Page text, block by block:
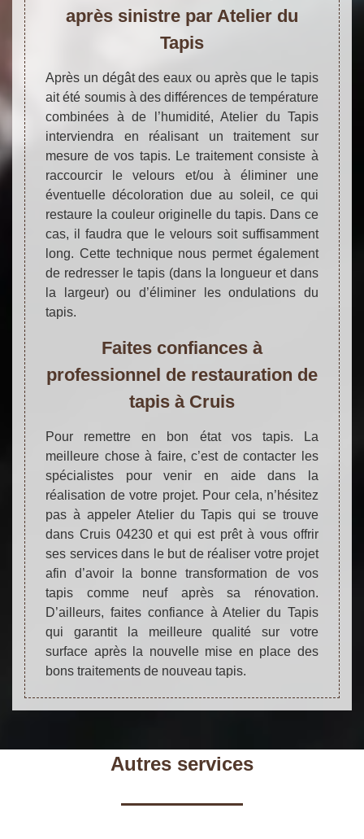
après sinistre par Atelier du
Tapis
Après un dégât des eaux ou après que le tapis
ait été soumis à des différences de température
combinées à de l’humidité, Atelier du Tapis
interviendra en réalisant un traitement sur
mesure de vos tapis. Le traitement consiste à
raccourcir le velours et/ou à éliminer une
éventuelle décoloration due au soleil, ce qui
restaure la couleur originelle du tapis. Dans ce
cas, il faudra que le velours soit suffisamment
long. Cette technique nous permet également
de redresser le tapis (dans la longueur et dans
la largeur) ou d’éliminer les ondulations du
tapis.
Faites confiances à
professionnel de restauration de
tapis à Cruis
Pour remettre en bon état vos tapis. La
meilleure chose à faire, c’est de contacter les
spécialistes pour venir en aide dans la
réalisation de votre projet. Pour cela, n’hésitez
pas à appeler Atelier du Tapis qui se trouve
dans Cruis 04230 et qui est prêt à vous offrir
ses services dans le but de réaliser votre projet
afin d’avoir la bonne transformation de vos
tapis comme neuf après sa rénovation.
D’ailleurs, faites confiance à Atelier du Tapis
qui garantit la meilleure qualité sur votre
surface après la nouvelle mise en place des
bons traitements de nouveau tapis.
Autres services